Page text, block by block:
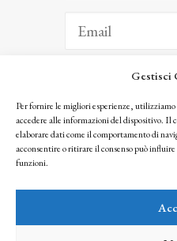
Gestisci
Per fornire le migliori esperienze,
accedere alle informazioni del dispositivo. Il
elaborare dati come il comportamento di
acconsentire o ritirare il consenso può
funzioni.
Facendo clic per iscriverti, riconosci che
seguendo la nostra Privacy Policy
© 2025 Istituto Matteucci. All right reserved
l’autorizzazione scritta dei proprietari dei